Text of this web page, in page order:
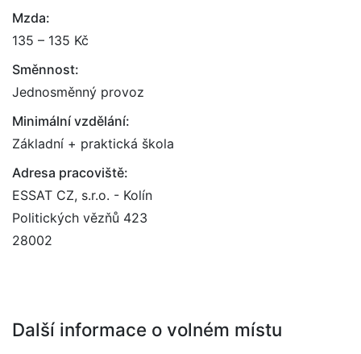
Mzda:
135 – 135 Kč
Směnnost:
Jednosměnný provoz
Minimální vzdělání:
Základní + praktická škola
Adresa pracoviště:
ESSAT CZ, s.r.o. - Kolín
Politických vězňů 423
28002
Další informace o volném místu